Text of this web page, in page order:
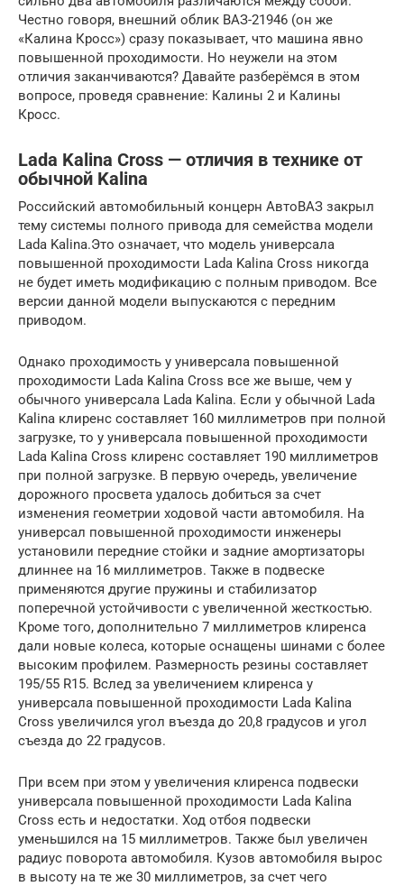
Честно говоря, внешний облик ВАЗ-21946 (он же
«Калина Кросс») сразу показывает, что машина явно
повышенной проходимости. Но неужели на этом
отличия заканчиваются? Давайте разберёмся в этом
вопросе, проведя сравнение: Калины 2 и Калины
Кросс.
Lada Kalina Cross — отличия в технике от
обычной Kalina
Российский автомобильный концерн АвтоВАЗ закрыл
тему системы полного привода для семейства модели
Lada Kalina.Это означает, что модель универсала
повышенной проходимости Lada Kalina Cross никогда
не будет иметь модификацию с полным приводом. Все
версии данной модели выпускаются с передним
приводом.
Однако проходимость у универсала повышенной
проходимости Lada Kalina Cross все же выше, чем у
обычного универсала Lada Kalina. Если у обычной Lada
Kalina клиренс составляет 160 миллиметров при полной
загрузке, то у универсала повышенной проходимости
Lada Kalina Cross клиренс составляет 190 миллиметров
при полной загрузке. В первую очередь, увеличение
дорожного просвета удалось добиться за счет
изменения геометрии ходовой части автомобиля. На
универсал повышенной проходимости инженеры
установили передние стойки и задние амортизаторы
длиннее на 16 миллиметров. Также в подвеске
применяются другие пружины и стабилизатор
поперечной устойчивости с увеличенной жесткостью.
Кроме того, дополнительно 7 миллиметров клиренса
дали новые колеса, которые оснащены шинами с более
высоким профилем. Размерность резины составляет
195/55 R15. Вслед за увеличением клиренса у
универсала повышенной проходимости Lada Kalina
Cross увеличился угол въезда до 20,8 градусов и угол
съезда до 22 градусов.
При всем при этом у увеличения клиренса подвески
универсала повышенной проходимости Lada Kalina
Cross есть и недостатки. Ход отбоя подвески
уменьшился на 15 миллиметров. Также был увеличен
радиус поворота автомобиля. Кузов автомобиля вырос
в высоту на те же 30 миллиметров, за счет чего